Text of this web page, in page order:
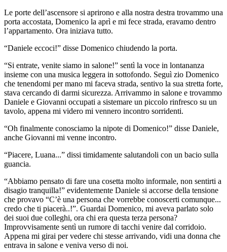
Le porte dell’ascensore si aprirono e alla nostra destra trovammo una
porta accostata, Domenico la aprì e mi fece strada, eravamo dentro
l’appartamento. Ora iniziava tutto.
“Daniele eccoci!” disse Domenico chiudendo la porta.
“Si entrate, venite siamo in salone!” sentì la voce in lontananza
insieme con una musica leggera in sottofondo. Seguì zio Domenico
che tenendomi per mano mi faceva strada, sentivo la sua stretta forte,
stava cercando di darmi sicurezza. Arrivammo in salone e trovammo
Daniele e Giovanni occupati a sistemare un piccolo rinfresco su un
tavolo, appena mi videro mi vennero incontro sorridenti.
“Oh finalmente conosciamo la nipote di Domenico!” disse Daniele,
anche Giovanni mi venne incontro.
“Piacere, Luana...” dissi timidamente salutandoli con un bacio sulla
guancia.
“Abbiamo pensato di fare una cosetta molto informale, non sentirti a
disagio tranquilla!” evidentemente Daniele si accorse della tensione
che provavo “C’è una persona che vorrebbe conoscerti comunque...
credo che ti piacerà..!”. Guardai Domenico, mi aveva parlato solo
dei suoi due colleghi, ora chi era questa terza persona?
Improvvisamente sentì un rumore di tacchi venire dal corridoio.
Appena mi girai per vedere chi stesse arrivando, vidi una donna che
entrava in salone e veniva verso di noi.